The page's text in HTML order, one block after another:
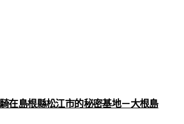
騎在島根縣松江市的秘密基地－大根島